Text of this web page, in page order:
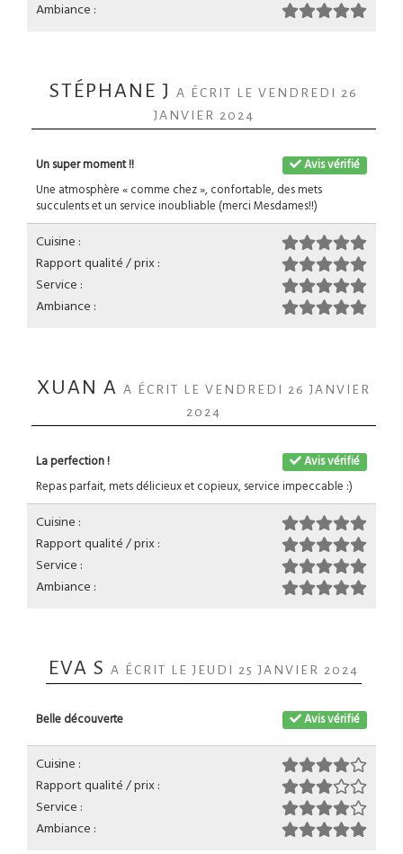
Ambiance :
STÉPHANE J
A ÉCRIT LE VENDREDI 26
JANVIER 2024
Avis vérifié
Un super moment !!
Une atmosphère « comme chez », confortable, des mets
succulents et un service inoubliable (merci Mesdames!!)
Cuisine :
Rapport qualité / prix :
Service :
Ambiance :
XUAN A A ÉCRIT LE VENDREDI 26 JANVIER
2024
Avis vérifié
La perfection !
Repas parfait, mets délicieux et copieux, service impeccable :)
Cuisine :
Rapport qualité / prix :
Service :
Ambiance :
EVA S A ÉCRIT LE JEUDI 25 JANVIER 2024
Avis vérifié
Belle découverte
Cuisine :
Rapport qualité / prix :
Service :
Ambiance :